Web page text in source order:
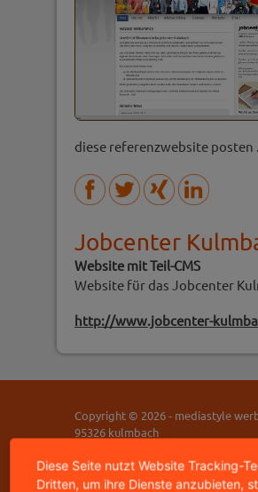
diese referenzwebsite posten
Jobcenter
Website mit Teil-CMS
Website für das Jobcenter
http://www.jobcenter-
Copyright © 2026 - mediastyle
95326 kulmbach
Diese Seite nutzt Website Tracking-
Dritten, um ihre Dienste anzubieten,